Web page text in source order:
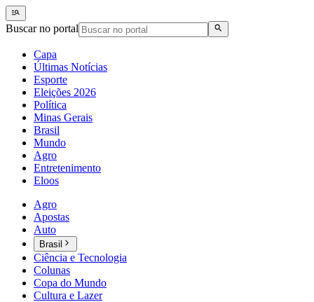
Buscar no portal
Capa
Últimas Notícias
Esporte
Eleições 2026
Política
Minas Gerais
Brasil
Mundo
Agro
Entretenimento
Eloos
Agro
Apostas
Auto
Brasil
Ciência e Tecnologia
Colunas
Copa do Mundo
Cultura e Lazer